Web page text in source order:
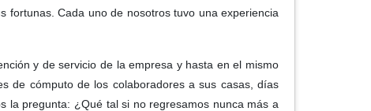
fortunas. Cada uno de nosotros tuvo una experiencia
y de servicio de la empresa y hasta en el mismo
de cómputo de los colaboradores a sus casas, días
la pregunta: ¿Qué tal si no regresamos nunca más a